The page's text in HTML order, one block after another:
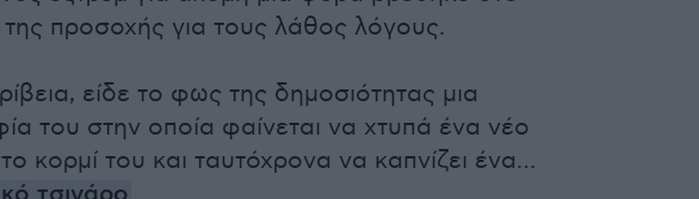
της προσοχής για τους λάθος λόγους.
είδε το φως της δημοσιότητας μια
του στην οποία φαίνεται να χτυπά ένα νέο
κορμί του και ταυτόχρονα να καπνίζει ένα…